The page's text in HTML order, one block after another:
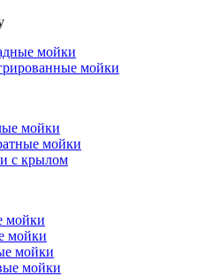
мойки
мойки
мойки
мойки
с крылом
мойки
мойки
мойки
мойки